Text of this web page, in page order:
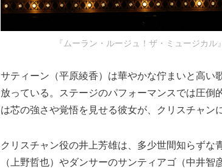
『ムーラン・ルージュ！ザ・ミュージカ
サティーン（平原綾香）は華やかな佇まいと高い
放っている。ステージのパフォーマンスでは圧
は芯の強さや覚悟を見せる彼女が、クリスチャン
クリスチャン役の井上芳雄は、多少世間知らず
（上野哲也）やダンサーのサンティアゴ（中井